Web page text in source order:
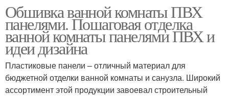
Обшивка ванной комнаты ПВХ
панелями. Пошаговая отделка
ванной комнаты панелями ПВХ и
идеи дизайна
Пластиковые панели – отличный материал для
бюджетной отделки ванной комнаты и санузла. Широкий
ассортимент этой продукции завоевал строительный